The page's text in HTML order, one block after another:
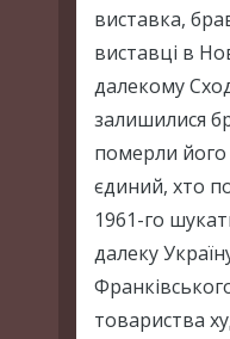
виставка,
виставці в
далекому
залишилися
померли
єдиний, хто
1961-го
далеку
товариства